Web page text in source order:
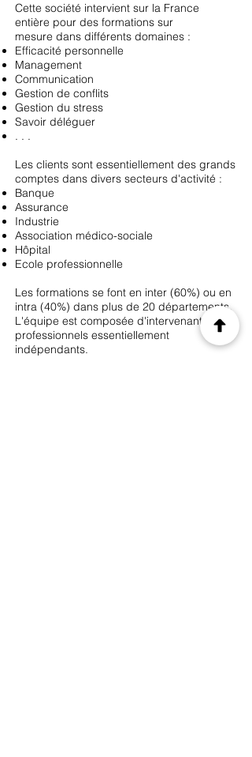
Cette société intervient sur la France
entière pour des formations sur
mesure dans différents domaines :
Efficacité personnelle
Management
Communication
Gestion de conflits
Gestion du stress
Savoir déléguer
. . .
Les clients sont essentiellement des grands
comptes dans divers secteurs d'activité :
Banque
Assurance
Industrie
Association médico-sociale
Hôpital
Ecole professionnelle
Les formations se font en inter (60%) ou en
intra (40%) dans plus de 20 départements.
L'équipe est composée d'intervenants
professionnels essentiellement
indépendants.